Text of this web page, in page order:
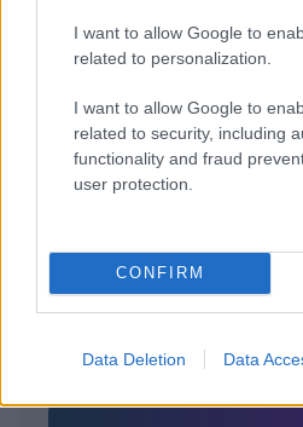
I want to allow Google to
related to personalization.
I want to allow Google to
related to security, including
functionality and fraud
user protection.
CONFIRM
Data Deletion Data
Η ιδανική διαφορά ηλικίας στο
Σε πνίγει το άγχος; 5 τεχνικές
σου σύστημα σε μόλις 10' - Η μία
ΠΑΙΔΙ